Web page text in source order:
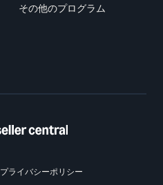
その他のプログラム
プライバシーポリシー